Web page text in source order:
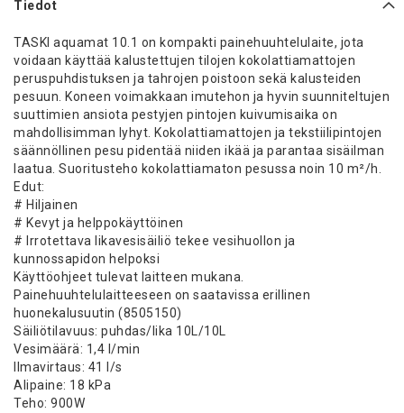
Tiedot
TASKI aquamat 10.1 on kompakti painehuuhtelulaite, jota
voidaan käyttää kalustettujen tilojen kokolattiamattojen
peruspuhdistuksen ja tahrojen poistoon sekä kalusteiden
pesuun. Koneen voimakkaan imutehon ja hyvin suunniteltujen
suuttimien ansiota pestyjen pintojen kuivumisaika on
mahdollisimman lyhyt. Kokolattiamattojen ja tekstiilipintojen
säännöllinen pesu pidentää niiden ikää ja parantaa sisäilman
laatua. Suoritusteho kokolattiamaton pesussa noin 10 m²/h.
Edut:
# Hiljainen
# Kevyt ja helppokäyttöinen
# Irrotettava likavesisäiliö tekee vesihuollon ja
kunnossapidon helpoksi
Käyttöohjeet tulevat laitteen mukana.
Painehuuhtelulaitteeseen on saatavissa erillinen
huonekalusuutin (8505150)
Säiliötilavuus: puhdas/lika 10L/10L
Vesimäärä: 1,4 l/min
Ilmavirtaus: 41 l/s
Alipaine: 18 kPa
Teho: 900W